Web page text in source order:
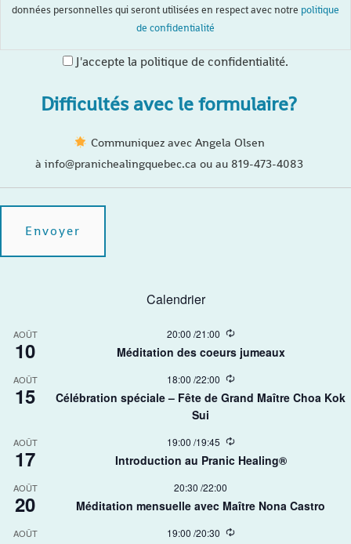
données personnelles qui seront utilisées en respect avec notre politique
de confidentialité
J'accepte la politique de confidentialité.
Difficultés avec le formulaire?
Communiquez avec Angela Olsen
à info@pranichealingquebec.ca ou au 819-473-4083
Calendrier
AOÛT
10
20:00 /21:00
R
c
r
r
Méditation des coeurs jumeaux
AOÛT
15
18:00 /22:00
R
c
r
n
Célébration spéciale – Fête de Grand Maître Choa Kok
Sui​
AOÛT
17
19:00 /19:45
R
e
c
r
n
Introduction au Pranic Healing®
AOÛT
20
20:30 /22:00
Méditation mensuelle avec Maître Nona Castro
AOÛT 19:00 /20:30
R